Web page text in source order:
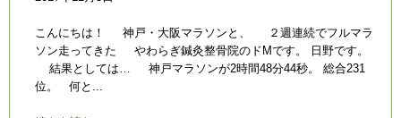
こんにちは！ 神戸・大阪マラソンと、 ２週連続でフルマラ
ソン走ってきた やわらぎ鍼灸整骨院のドMです。 日野です。
結果としては… 神戸マラソンが2時間48分44秒。 総合231
位。 何と...